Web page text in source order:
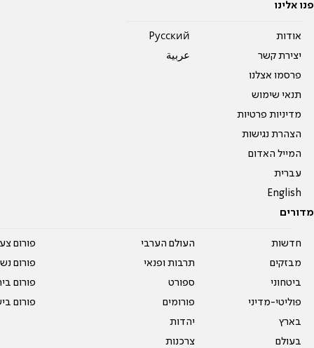
פנו אלינו
אודות
יצירת קשר
פרסמו אצלנו
תנאי שימוש
מדיניות פרטיות
הצהרת נגישות
המייל האדום
עברית
English
Pусский
عربية
מדורים
חדשות
מבזקים
ביטחוני
פוליטי-מדיני
בארץ
בעולם
העולם הערבי
תרבות ופנאי
ספורט
פורומים
יהדות
צרכנות
פורום
פורום
פורום
פורום